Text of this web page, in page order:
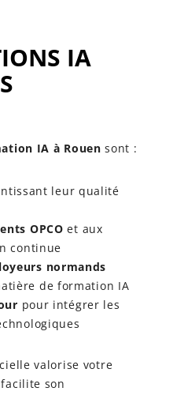
IA
IA à Rouen sont :
leur qualité
OPCO et aux
continue
normands
de formation IA
pour intégrer les
valorise votre
son